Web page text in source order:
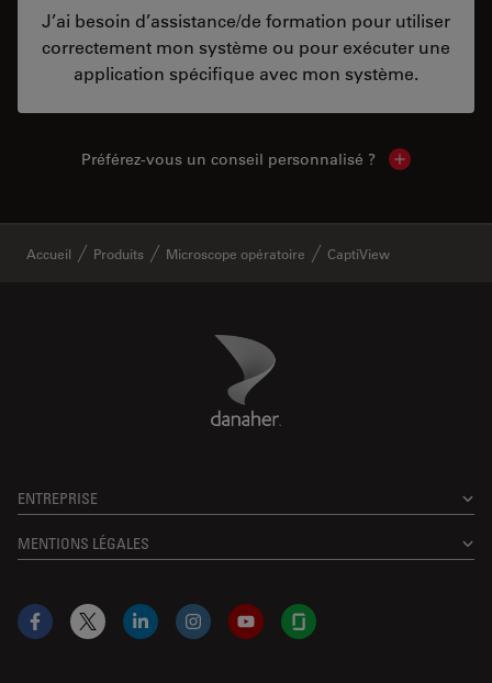
J’ai besoin d’assistance/de formation pour utiliser
correctement mon système ou pour exécuter une
application spécifique avec mon système.
Préférez-vous un conseil personnalisé ? Show local
Accueil Produits Microscope opératoire CaptiView
Danaher Logo
ENTREPRISE
MENTIONS LÉGALES
Facebook
X LinkedInInstagramYouTubeGlassdoor